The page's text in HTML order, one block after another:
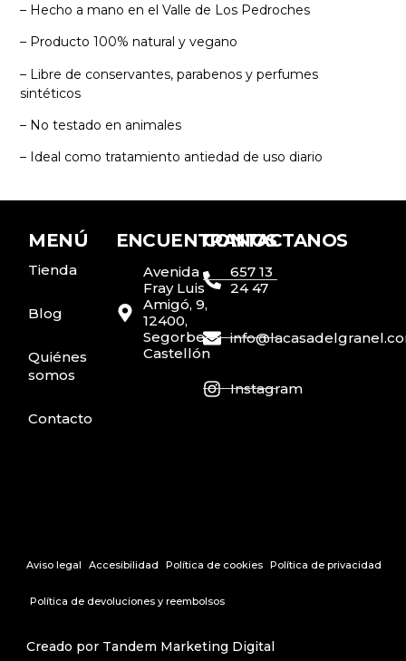
– Hecho a mano en el Valle de Los Pedroches
– Producto 100% natural y vegano
– Libre de conservantes, parabenos y perfumes
sintéticos
– No testado en animales
– Ideal como tratamiento antiedad de uso diario
MENÚ
Tienda
Blog
Quiénes
somos
Contacto
ENCUENTRANOS
Avenida
Fray Luis
Amigó, 9,
12400,
Segorbe,
Castellón
CONTACTANOS
657 13
24 47
Instagram
Aviso legal Accesibilidad Política de cookies Política de privacidad
Política de devoluciones y reembolsos
Creado por Tandem Marketing Digital